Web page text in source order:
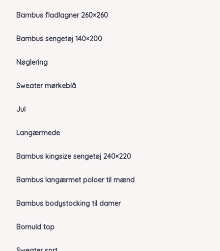
Bambus fladlagner 260×260
Bambus sengetøj 140×200
Nøglering
Sweater mørkeblå
Jul
Langærmede
Bambus kingsize sengetøj 240×220
Bambus langærmet poloer til mænd
Bambus bodystocking til damer
Bomuld top